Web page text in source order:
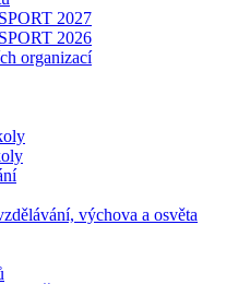
2027
2026
organizací
výchova a osvěta